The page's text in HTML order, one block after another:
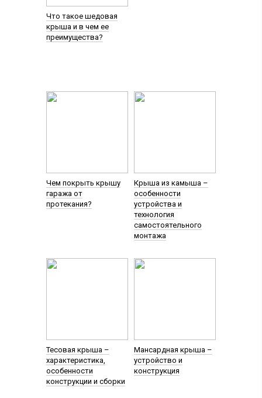
Что такое шедовая
крыша и в чем ее
преимущества?
Чем покрыть крышу
гаража от
протекания?
Крыша из камыша –
особенности
устройства и
технология
самостоятельного
монтажа
Тесовая крыша –
характеристика,
особенности
конструкции и сборки
Мансардная крыша –
устройство и
конструкция